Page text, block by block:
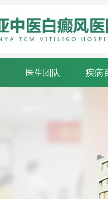
医生团队 疾病